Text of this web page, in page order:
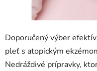
Doporučený výber
pleť s atopickým
Nedráždivé prípravky,